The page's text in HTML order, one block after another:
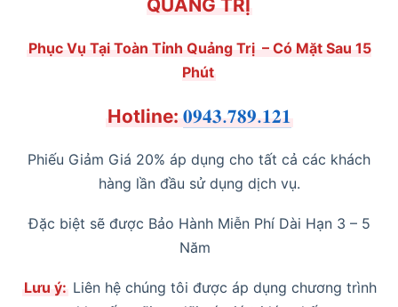
QUẢNG TRỊ
Phục Vụ Tại Toàn Tỉnh Quảng Trị – Có Mặt Sau 15
Phút
Hotline: 𝟎𝟗𝟒𝟑.𝟕𝟖𝟗.𝟏𝟐𝟏
Phiếu Giảm Giá 20% áp dụng cho tất cả các khách
hàng lần đầu sử dụng dịch vụ.
Đặc biệt sẽ được Bảo Hành Miễn Phí Dài Hạn 3 – 5
Năm
Lưu ý: Liên hệ chúng tôi được áp dụng chương trình